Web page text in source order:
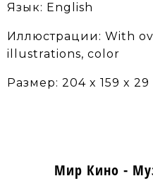
Язык: English
Иллюстрации: With
illustrations, color
Размер: 204 x 159 x 29
Мир Кино -